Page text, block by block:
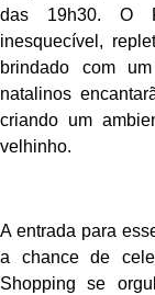
das 19h30. O
inesquecível,
brindado com
natalinos
criando um
velhinho.
A entrada para
a chance de
Shopping se